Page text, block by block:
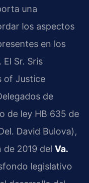
una
los aspectos
en los
Sr. Sris
of Justice
de
de ley HB 635 de
David Bulova),
2019 del Va.
legislativo